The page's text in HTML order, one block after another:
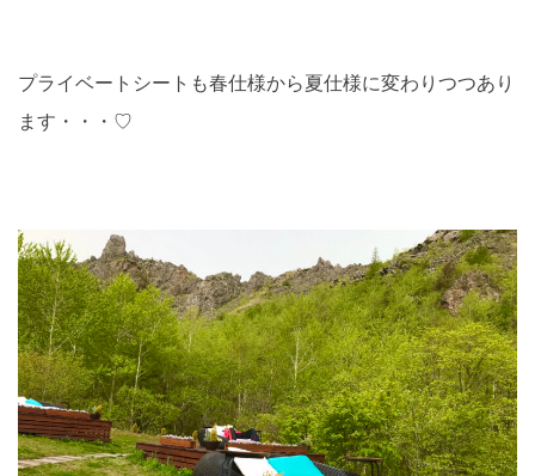
プライベートシートも春仕様から夏仕様に変わりつつあり
ます・・・♡